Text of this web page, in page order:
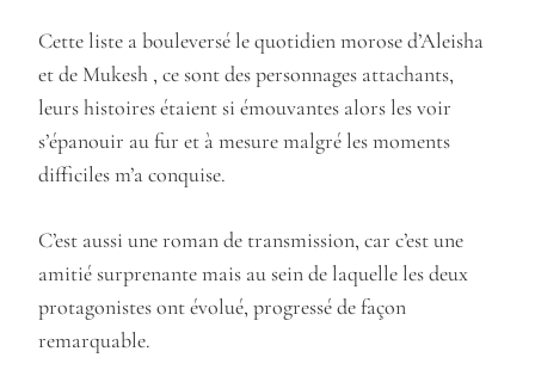
Cette liste a bouleversé le quotidien morose d’Aleisha
et de Mukesh , ce sont des personnages attachants,
leurs histoires étaient si émouvantes alors les voir
s’épanouir au fur et à mesure malgré les moments
difficiles m’a conquise.
C’est aussi une roman de transmission, car c’est une
amitié surprenante mais au sein de laquelle les deux
protagonistes ont évolué, progressé de façon
remarquable.